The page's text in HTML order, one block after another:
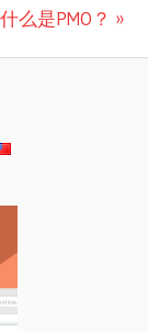
Next
什么是PMO？